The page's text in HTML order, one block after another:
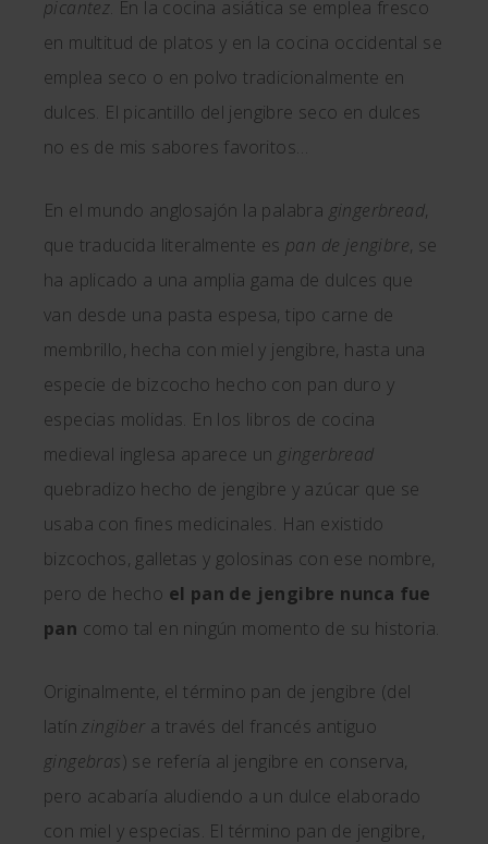
picantez. En la cocina asiática se emplea fresco
en multitud de platos y en la cocina occidental se
emplea seco o en polvo tradicionalmente en
dulces. El picantillo del jengibre seco en dulces
no es de mis sabores favoritos…
En el mundo anglosajón la palabra gingerbread,
que traducida literalmente es pan de jengibre, se
ha aplicado a una amplia gama de dulces que
van desde una pasta espesa, tipo carne de
membrillo, hecha con miel y jengibre, hasta una
especie de bizcocho hecho con pan duro y
especias molidas. En los libros de cocina
medieval inglesa aparece un gingerbread
quebradizo hecho de jengibre y azúcar que se
usaba con fines medicinales. Han existido
bizcochos, galletas y golosinas con ese nombre,
pero de hecho el pan de jengibre nunca fue
pan como tal en ningún momento de su historia.
Originalmente, el término pan de jengibre (del
latínzingiber a través del francés antiguo
gingebras) se refería al jengibre en conserva,
pero acabaría aludiendo a un dulce elaborado
con miel y especias. El término pan de jengibre,